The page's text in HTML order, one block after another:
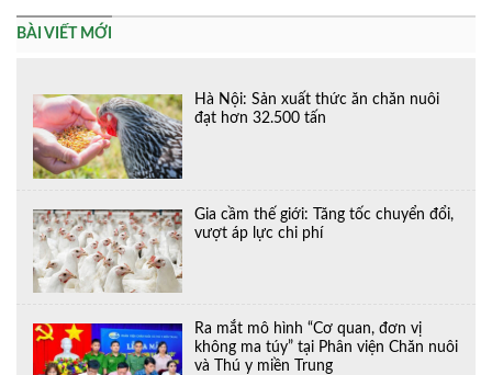
BÀI VIẾT MỚI
Hà Nội: Sản xuất thức ăn chăn nuôi
đạt hơn 32.500 tấn
Gia cầm thế giới: Tăng tốc chuyển đổi,
vượt áp lực chi phí
Ra mắt mô hình “Cơ quan, đơn vị
không ma túy” tại Phân viện Chăn nuôi
và Thú y miền Trung